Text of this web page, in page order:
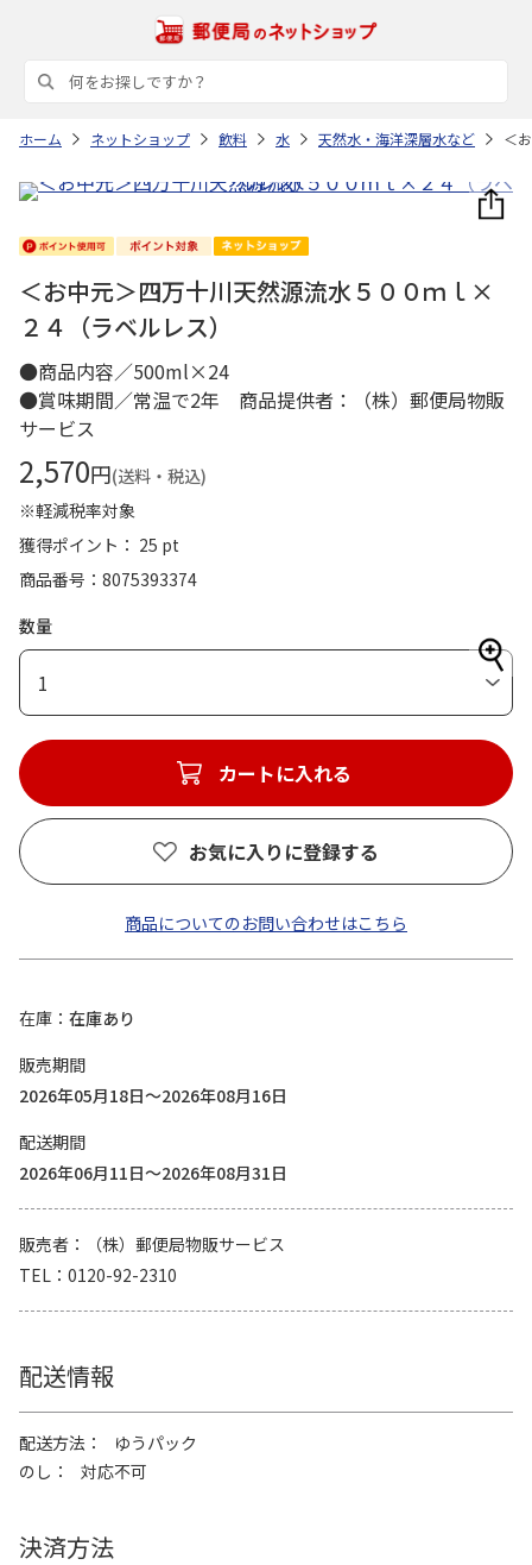
ホーム ネットショップ 飲料 水 天然水・海洋深層水など ＜
＜お中元＞四万十川天然源流水５００ｍｌ×
２４（ラベルレス）
●商品内容／500ml×24
●賞味期間／常温で2年 商品提供者：（株）郵便局物販
サービス
2,570円(送料・税込)
※軽減税率対象
獲得ポイント： 25 pt
商品番号
8075393374
数量
1
カートに入れる
お気に入りに登録する
商品についてのお問い合わせはこちら
在庫
在庫あり
販売期間
2026年05月18日～2026年08月16日
配送期間
2026年06月11日～2026年08月31日
販売者
（株）郵便局物販サービス
TEL
0120-92-2310
配送情報
配送方法
ゆうパック
のし
対応不可
決済方法